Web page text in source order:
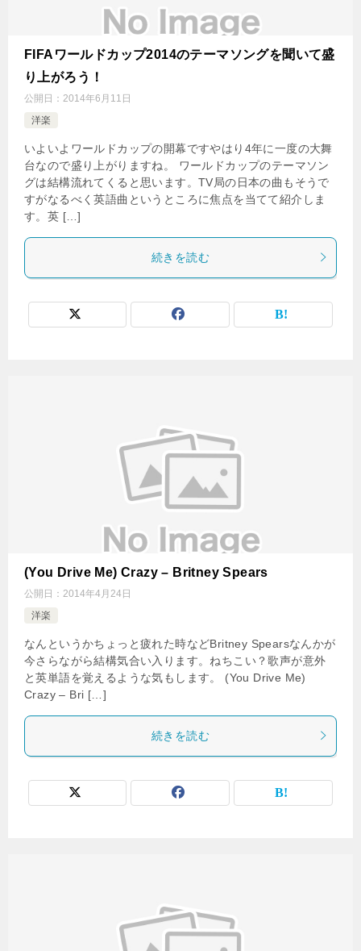
FIFAワールドカップ2014のテーマソングを聞いて盛
り上がろう！
公開日： 2014年6月11日
洋楽
いよいよワールドカップの開幕ですやはり4年に一度の大舞
台なので盛り上がりますね。 ワールドカップのテーマソン
グは結構流れてくると思います。TV局の日本の曲もそうで
すがなるべく英語曲というところに焦点を当てて紹介しま
す。英 […]
続きを読む
(You Drive Me) Crazy – Britney Spears
公開日： 2014年4月24日
洋楽
なんというかちょっと疲れた時などBritney Spearsなんかが
今さらながら結構気合い入ります。ねちこい？歌声が意外
と英単語を覚えるような気もします。 (You Drive Me)
Crazy – Bri […]
続きを読む